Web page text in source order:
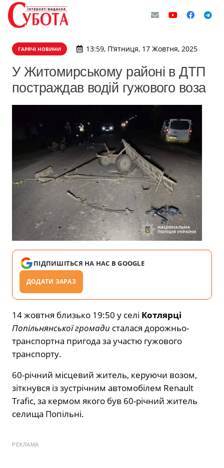
ГАРЯЧІ НОВИНИ 13:59, П’ятниця, 17 Жовтня, 2025
У Житомирському районі в ДТП
постраждав водій гужового воза
ПІДПИШІТЬСЯ НА НАС В GOOGLE
ДОДАТИ ЗАРАЗ
14 жовтня близько 19:50 у селі Котлярці
Попільнянської громади сталася дорожньо-
транспортна пригода за участю гужового
транспорту.
60-річний місцевий житель, керуючи возом,
зіткнувся із зустрічним автомобілем Renault
Trafic, за кермом якого був 60-річний житель
селища Попільні.
РЕКЛАМА